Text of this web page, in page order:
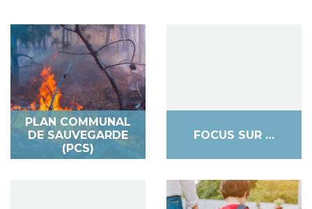
PLAN COMMUNAL
DE SAUVEGARDE
(PCS)
FOCUS SUR …